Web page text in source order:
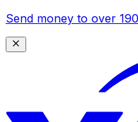
Send money to over